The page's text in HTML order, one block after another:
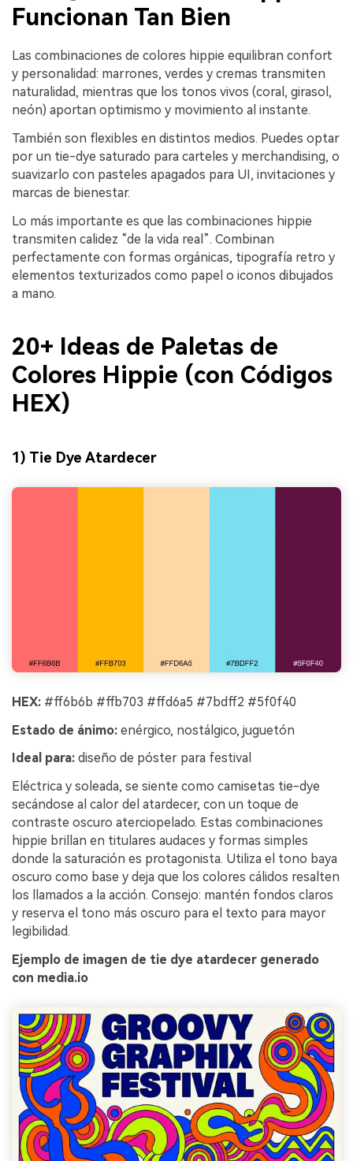
Funcionan Tan Bien
Las combinaciones de colores hippie equilibran confort
y personalidad: marrones, verdes y cremas transmiten
naturalidad, mientras que los tonos vivos (coral, girasol,
neón) aportan optimismo y movimiento al instante.
También son flexibles en distintos medios. Puedes optar
por un tie-dye saturado para carteles y merchandising, o
suavizarlo con pasteles apagados para UI, invitaciones y
marcas de bienestar.
Lo más importante es que las combinaciones hippie
transmiten calidez “de la vida real”. Combinan
perfectamente con formas orgánicas, tipografía retro y
elementos texturizados como papel o iconos dibujados
a mano.
20+ Ideas de Paletas de
Colores Hippie (con Códigos
HEX)
1) Tie Dye Atardecer
HEX: #ff6b6b #ffb703 #ffd6a5 #7bdff2 #5f0f40
Estado de ánimo: enérgico, nostálgico, juguetón
Ideal para: diseño de póster para festival
Eléctrica y soleada, se siente como camisetas tie-dye
secándose al calor del atardecer, con un toque de
contraste oscuro aterciopelado. Estas combinaciones
hippie brillan en titulares audaces y formas simples
donde la saturación es protagonista. Utiliza el tono baya
oscuro como base y deja que los colores cálidos resalten
los llamados a la acción. Consejo: mantén fondos claros
y reserva el tono más oscuro para el texto para mayor
legibilidad.
Ejemplo de imagen de tie dye atardecer generado
con media.io